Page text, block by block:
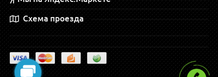
Схема проезда